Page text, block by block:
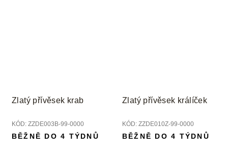
Zlatý přívěsek krab
KÓD: ZZDE003B-99-0000
BĚŽNĚ DO 4 TÝDNŮ
Zlatý přívěsek králíček
KÓD: ZZDE010Z-99-0000
BĚŽNĚ DO 4 TÝDNŮ